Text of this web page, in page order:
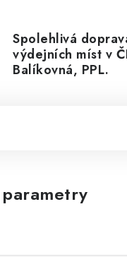
Spolehlivá
výdejních míst v
Balíkovná, PPL.